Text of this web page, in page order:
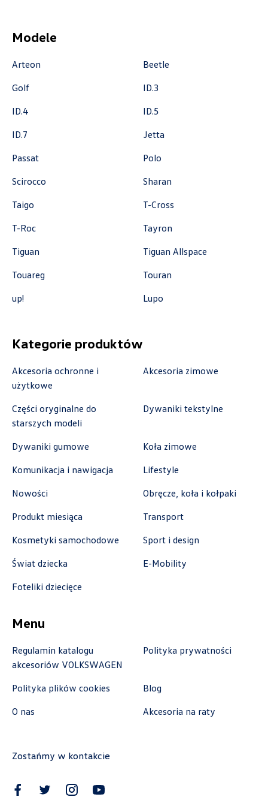
Auto Group Luzar
ul. Krakowska 33, Wieliczka
Auto-Blak
ul. Farbiarska 25a, Warszawa
czesci.farbiarska@auto-blak.pl
Auto-Gazda
marcin.fujawa@vw.auto-gazda.pl
Auto-Gazda
ul. Żorska 11A, Rybnik
anna.holyst@skoda.auto-gazda.pl
Autocentrum
ul. Zakładowa 18, Kielce
+48 413 350 222
Autoremo
ul. Szaflarska 170, Nowy Targ
Autorud Stalowa Wola
Modele
Arteon
Beetle
Golf
ID.3
ID.4
ID.5
ID.7
Jetta
Passat
Polo
Scirocco
Sharan
Taigo
T-Cross
T-Roc
Tayron
Tiguan
Tiguan Allspace
Touareg
Touran
up!
Lupo
Kategorie produktów
Akcesoria ochronne i
użytkowe
Akcesoria zimowe
Części oryginalne do
starszych modeli
Dywaniki tekstylne
Dywaniki gumowe
Koła zimowe
Komunikacja i nawigacja
Lifestyle
Nowości
Obręcze, koła i kołpaki
Produkt miesiąca
Transport
Kosmetyki samochodowe
Sport i design
Świat dziecka
E-Mobility
Foteliki dziecięce
Menu
Regulamin katalogu
akcesoriów VOLKSWAGEN
Polityka prywatności
Polityka plików cookies
Blog
O nas
Akcesoria na raty
Zostańmy w kontakcie